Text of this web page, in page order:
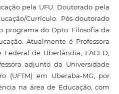
pela UFU. Doutorado pela
Currículo. Pós-doutorado
programa do Dpto. Filosofia da
Atualmente é Professora
Federal de Uberlândia, FACED,
adjunto da Universidade
(UFTM) em Uberaba-MG, por
na área de Educação, com